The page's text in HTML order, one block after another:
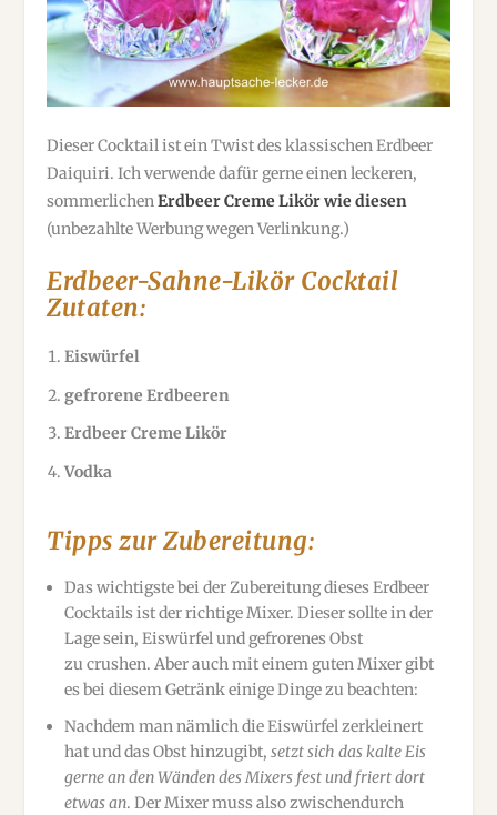
Dieser Cocktail ist ein Twist des klassischen Erdbeer
Daiquiri. Ich verwende dafür gerne einen leckeren,
sommerlichenErdbeer Creme Likör wie diesen
(unbezahlte Werbung wegen Verlinkung.)
Erdbeer-Sahne-Likör Cocktail
Zutaten:
Eiswürfel
gefrorene Erdbeeren
Erdbeer Creme Likör
Vodka
Tipps zur Zubereitung:
Das wichtigste bei der Zubereitung dieses Erdbeer
Cocktails ist der richtige Mixer. Dieser sollte in der
Lage sein, Eiswürfel und gefrorenes Obst
zu crushen. Aber auch mit einem guten Mixer gibt
es bei diesem Getränk einige Dinge zu beachten:
Nachdem man nämlich die Eiswürfel zerkleinert
hat und das Obst hinzugibt,setzt sich das kalte Eis
gerne an den Wänden des Mixers fest und friert dort
etwas an. Der Mixer muss also zwischendurch